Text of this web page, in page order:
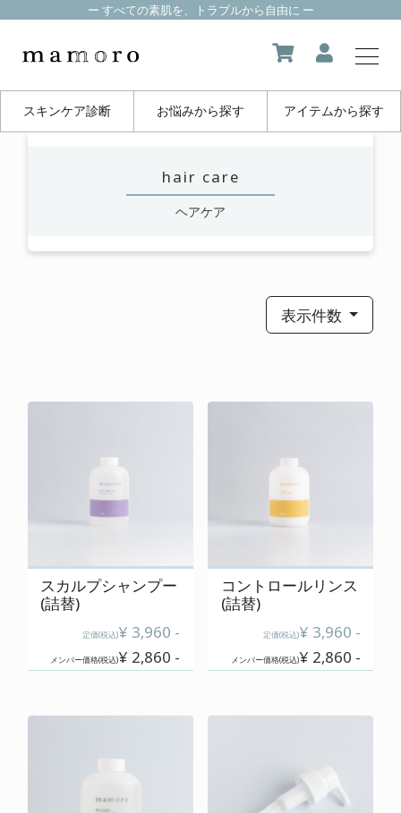
ー すべての素肌を、トラブルから自由に ー
スキンケア診断 お悩みから探す アイテムから探す
mamoroについて
よくある質問
salon
membership
hair care
ヘアケア
表示件数
スカルプシャンプー
(詰替)
定価(税込)¥ 3,960 -
メンバー価格(税込)¥ 2,860 -
コントロールリンス
(詰替)
定価(税込)¥ 3,960 -
メンバー価格(税込)¥ 2,860 -